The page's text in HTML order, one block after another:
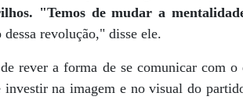
"Temos de mudar a
revolução," disse ele.
rever a forma de se comunicar com
na imagem e no visual do